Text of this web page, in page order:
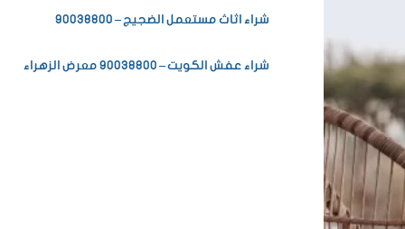
شراء اثاث مستعمل الضجيج – 90038800
شراء عفش الكويت – 90038800 معرض الزهراء